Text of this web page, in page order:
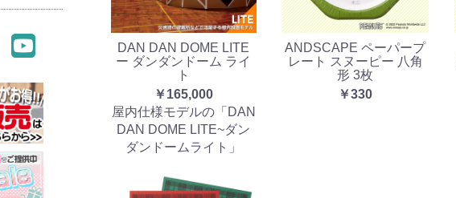
DAN DAN DOME LITE
ー ダンダンドーム ライ
ト
￥165,000
屋内仕様モデルの「DAN
DAN DOME LITE~ダン
ダンドームライト」
ANDSCAPE ペーパープ
レート スヌーピー 八角
形 3枚
￥330